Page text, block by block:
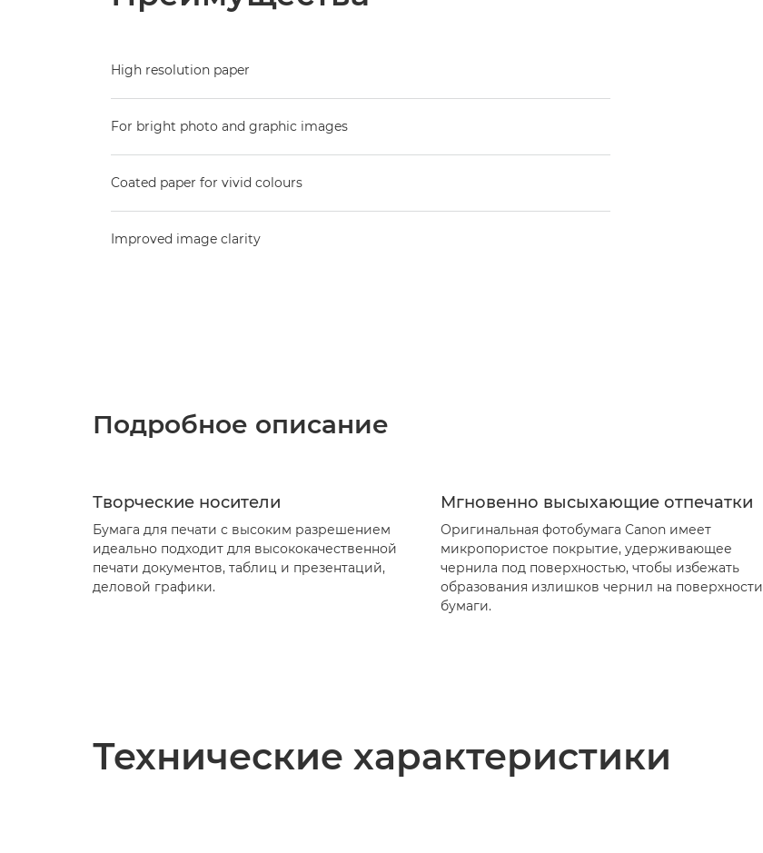
High resolution paper
For bright photo and graphic images
Coated paper for vivid colours
Improved image clarity
Подробное описание
Творческие носители
Бумага для печати с высоким разрешением
идеально подходит для высококачественной
печати документов, таблиц и презентаций,
деловой графики.
Мгновенно высыхающие отпечатки
Оригинальная фотобумага Canon имеет
микропористое покрытие, удерживающее
чернила под поверхностью, чтобы избежать
образования излишков чернил на поверхности
бумаги.
Технические характеристики